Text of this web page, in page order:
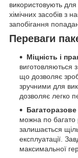
використовують
хімічних засобів з
запобігання
Переваги
Міцність і
виготовляються
що дозволяє
зручними для
дозволяє легко
можна по багато
залишається
експлуатації.
максимальної